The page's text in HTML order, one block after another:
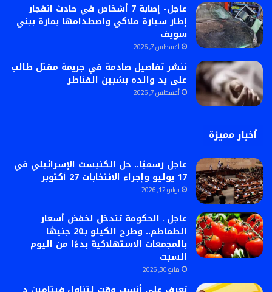
عاجل- إصابة 7 أشخاص في حادث انفجار
إطار سيارة ملاكي واصطدامها بمارة ببني
سويف
أغسطس 7, 2026
ننشر تفاصيل صادمة في جريمة مقتل طالب
على يد والده بشبين القناطر
أغسطس 7, 2026
أخبار مميزة
عاجل رسميًا.. حل الكنيست الإسرائيلي في
17 يوليو وإجراء الانتخابات 27 أكتوبر
يوليو 12, 2026
عاجل ـ الحكومة تتدخل لخفض أسعار
الطماطم.. وطرح الكيلو بـ20 جنيهًا
بالمجمعات الاستهلاكية بدءًا من اليوم
السبت
مايو 30, 2026